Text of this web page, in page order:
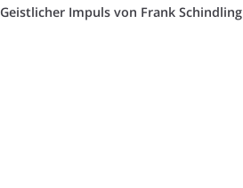
Geistlicher Impuls von Frank Schindling